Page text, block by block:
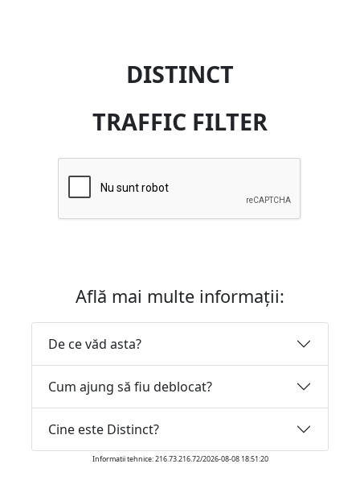
DISTINCT
TRAFFIC FILTER
Află mai multe informații:
De ce văd asta?
Cum ajung să fiu deblocat?
Cine este Distinct?
Informatii tehnice: 216.73.216.72/2026-08-08 18:51:20